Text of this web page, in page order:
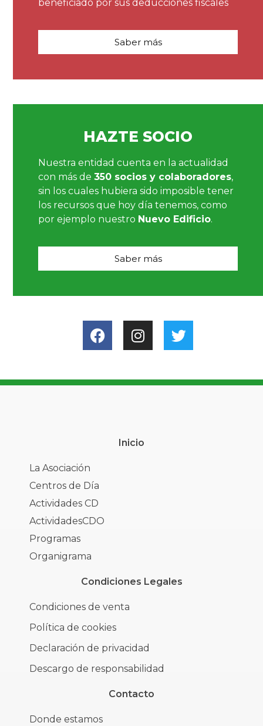
beneficiado por sus deducciones fiscales
Saber más
HAZTE SOCIO
Nuestra entidad cuenta en la actualidad
con más de 350 socios y colaboradores,
sin los cuales hubiera sido imposible tener
los recursos que hoy día tenemos, como
por ejemplo nuestro Nuevo Edificio.
Saber más
Inicio
La Asociación
Centros de Día
Actividades CD
ActividadesCDO
Programas
Organigrama
Condiciones Legales
Condiciones de venta
Política de cookies
Declaración de privacidad
Descargo de responsabilidad
Contacto
Donde estamos